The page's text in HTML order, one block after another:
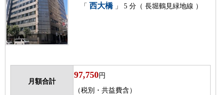
「 西大橋 」 5 分（ 長堀鶴見緑地線 ）
月額合計
97,750円
（税別・共益費含）